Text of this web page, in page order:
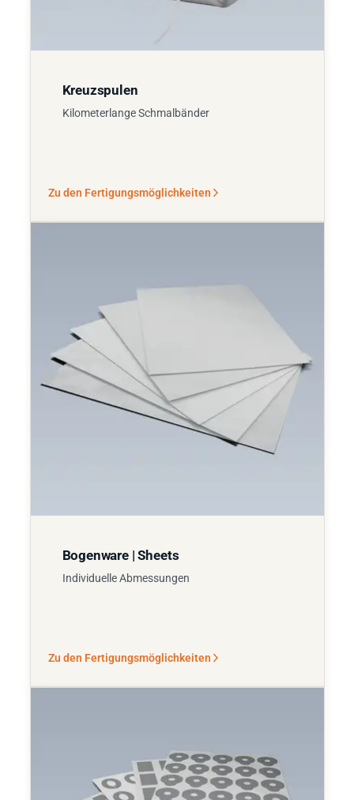
Kreuzspulen
Kilometerlange Schmalbänder
Zu den Fertigungsmöglichkeiten
Bogenware | Sheets
Individuelle Abmessungen
Zu den Fertigungsmöglichkeiten